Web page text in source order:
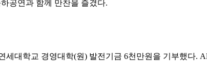
공연과 함께 만찬을 즐겼다.
세대학교 경영대학(원) 발전기금 6천만원을 기부했다.